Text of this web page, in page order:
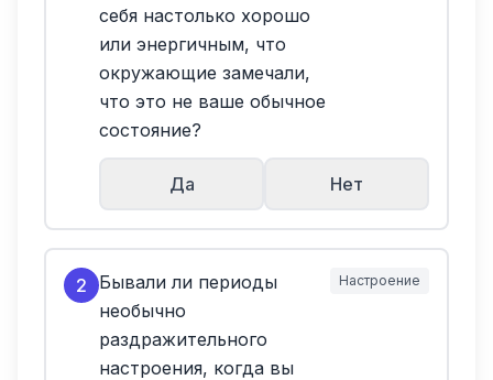
себя настолько хорошо
или энергичным, что
окружающие замечали,
что это не ваше обычное
состояние?
Да Нет
2
Бывали ли периоды
необычно
раздражительного
настроения, когда вы
Настроение